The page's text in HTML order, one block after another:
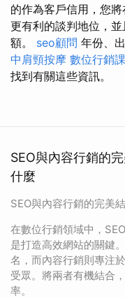
的作為客戶信用，您
更有利的談判地位，
額。 seo顧問 年份、
中肩頸按摩 數位行銷
找到有關這些資訊。
SEO與內容行銷的
什麼
SEO與內容行銷的完美
在數位行銷領域中，
是打造高效網站的關鍵
名，而內容行銷則專注
受眾。將兩者有機結合
率。